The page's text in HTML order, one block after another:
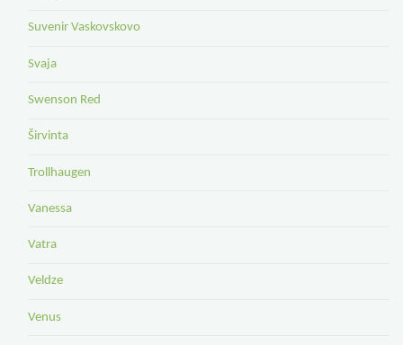
Suvenir Vaskovskovo
Svaja
Swenson Red
Širvinta
Trollhaugen
Vanessa
Vatra
Veldze
Venus